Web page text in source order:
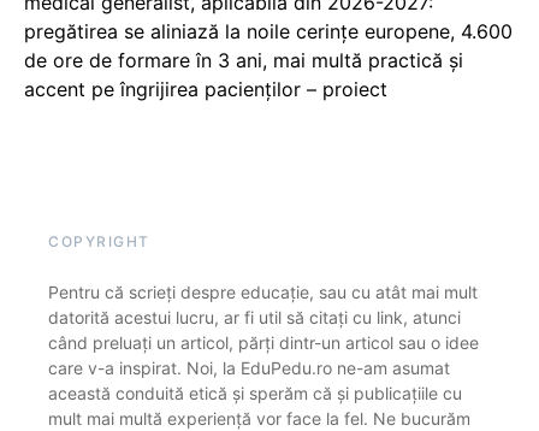
pregătirea se aliniază la noile cerințe europene, 4.600
de ore de formare în 3 ani, mai multă practică și
accent pe îngrijirea pacienților – proiect
COPYRIGHT
Pentru că scrieți despre educație, sau cu atât mai mult
datorită acestui lucru, ar fi util să citați cu link, atunci
când preluați un articol, părți dintr-un articol sau o idee
care v-a inspirat. Noi, la EduPedu.ro ne-am asumat
această conduită etică și sperăm că și publicațiile cu
mult mai multă experiență vor face la fel. Ne bucurăm